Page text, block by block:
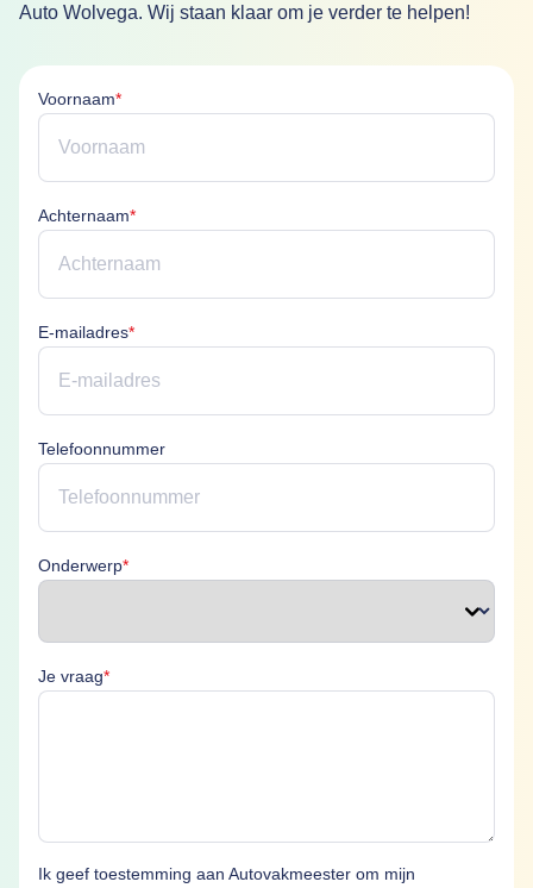
Auto Wolvega. Wij staan klaar om je verder te helpen!
Voornaam*Voornaam is verplicht
Achternaam*Achternaam is verplicht
E-mailadres*E-mailadres is verplicht
Telefoonnummer
Onderwerp*Onderwerp is verplicht
Je vraag*Je vraag is verplicht
Ik geef toestemming aan Autovakmeester om mijn